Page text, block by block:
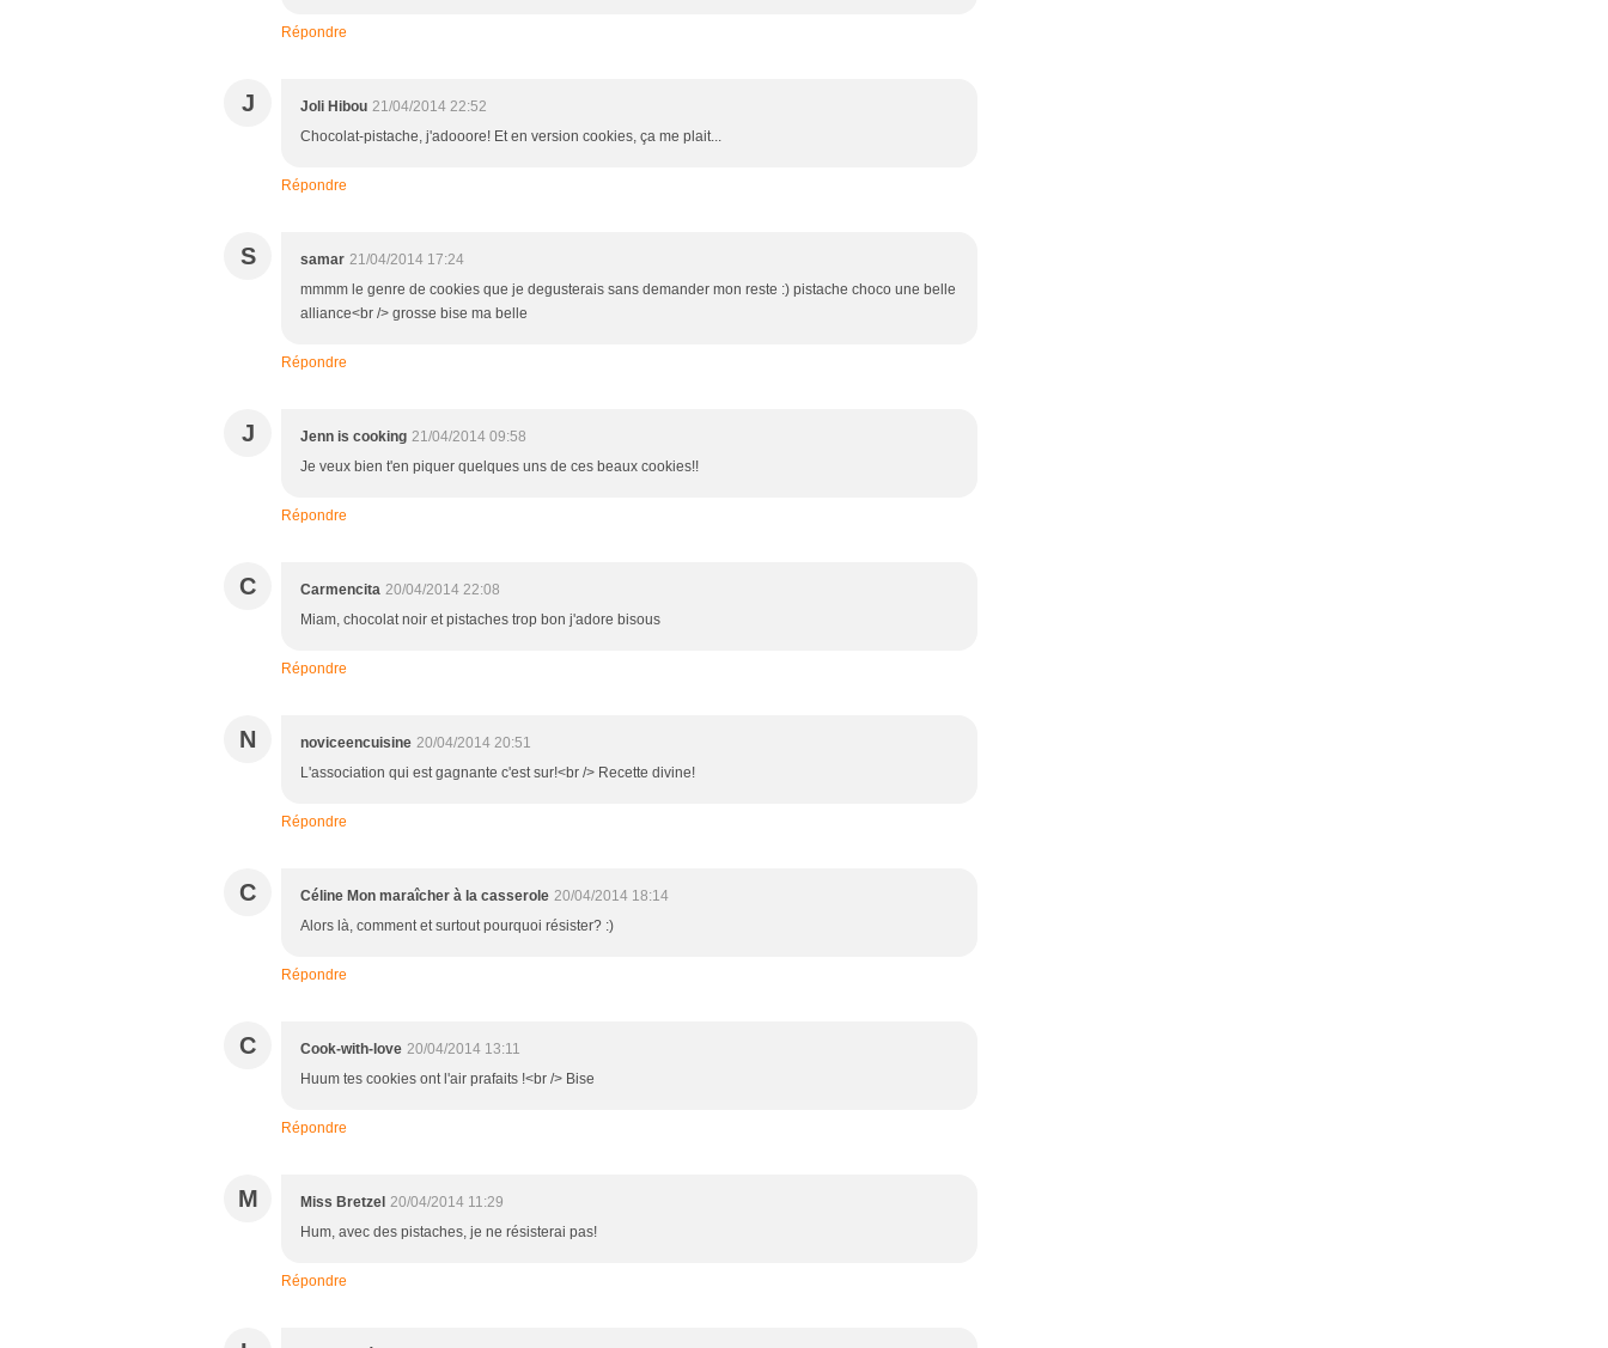
Répondre
J Joli Hibou 21/04/2014 22:52
Chocolat-pistache, j'adooore! Et en version cookies, ça me plait...
Répondre
S samar 21/04/2014 17:24
mmmm le genre de cookies que je degusterais sans demander mon reste :) pistache choco une belle
alliance<br /> grosse bise ma belle
Répondre
J Jenn is cooking 21/04/2014 09:58
Je veux bien t'en piquer quelques uns de ces beaux cookies!!
Répondre
C Carmencita 20/04/2014 22:08
Miam, chocolat noir et pistaches trop bon j'adore bisous
Répondre
N noviceencuisine 20/04/2014 20:51
L'association qui est gagnante c'est sur!<br /> Recette divine!
Répondre
C Céline Mon maraîcher à la casserole 20/04/2014 18:14
Alors là, comment et surtout pourquoi résister? :)
Répondre
C Cook-with-love 20/04/2014 13:11
Huum tes cookies ont l'air prafaits !<br /> Bise
Répondre
M Miss Bretzel 20/04/2014 11:29
Hum, avec des pistaches, je ne résisterai pas!
Répondre